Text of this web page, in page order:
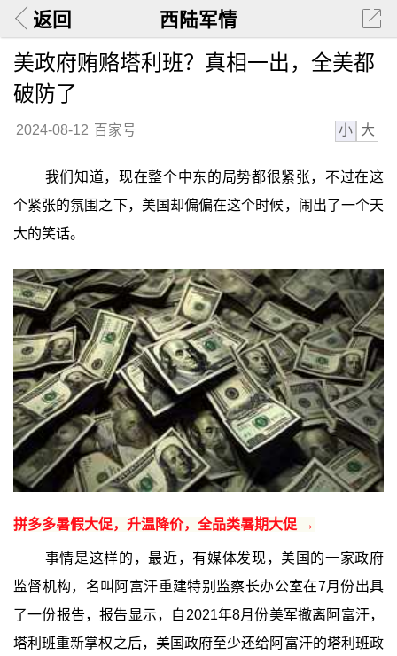
返回 西陆军情
美政府贿赂塔利班？真相一出，全美都
破防了
2024-08-12 百家号 小 大
我们知道，现在整个中东的局势都很紧张，不过在这
个紧张的氛围之下，美国却偏偏在这个时候，闹出了一个天
大的笑话。
拼多多暑假大促，升温降价，全品类暑期大促 →
事情是这样的，最近，有媒体发现，美国的一家政府
监督机构，名叫阿富汗重建特别监察长办公室在7月份出具
了一份报告，报告显示，自2021年8月份美军撤离阿富汗，
塔利班重新掌权之后，美国政府至少还给阿富汗的塔利班政